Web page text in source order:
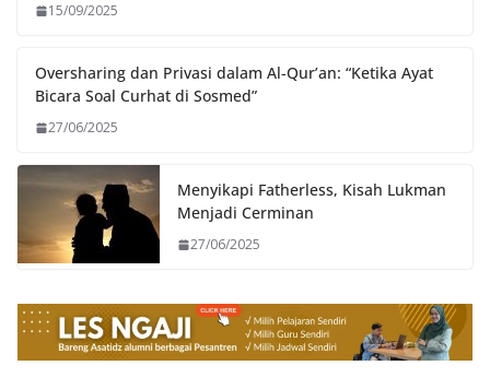
15/09/2025
Oversharing dan Privasi dalam Al-Qur’an: “Ketika Ayat
Bicara Soal Curhat di Sosmed”
27/06/2025
Menyikapi Fatherless, Kisah Lukman
Menjadi Cerminan
27/06/2025